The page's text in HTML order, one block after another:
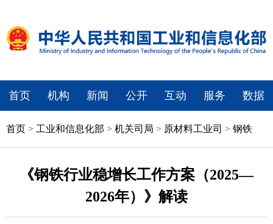
首页 机构 新闻 公开 互动 服务 数据
首页 > 工业和信息化部 > 机关司局 > 原材料工业司 > 钢铁
《钢铁行业稳增长工作方案（2025—
2026年）》解读